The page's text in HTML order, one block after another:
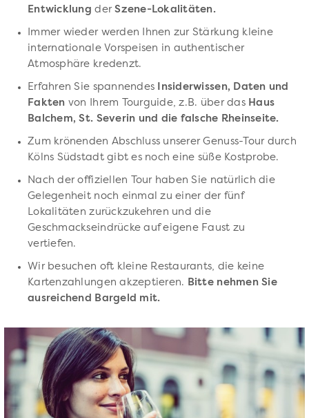
Entwicklung derSzene-Lokalitäten.
Immer wieder werden Ihnen zur Stärkung kleine
internationale Vorspeisen in authentischer
Atmosphäre kredenzt.
Erfahren Sie spannendes Insiderwissen, Daten und
Fakten von Ihrem Tourguide, z.B. über dasHaus
Balchem, St. Severin und die falsche Rheinseite.
Zum krönenden Abschluss unserer Genuss-Tour durch
Kölns Südstadt gibt es noch eine süße Kostprobe.
Nach der offiziellen Tour haben Sie natürlich die
Gelegenheit noch einmal zu einer der fünf
Lokalitäten zurückzukehren und die
Geschmackseindrücke auf eigene Faust zu
vertiefen.
Wir besuchen oft kleine Restaurants, die keine
Kartenzahlungen akzeptieren. Bitte nehmen Sie
ausreichend Bargeld mit.